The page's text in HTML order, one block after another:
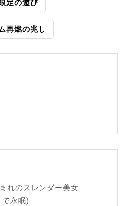
定の遊び
再燃の兆し
れのスレンダー美女
永眠)